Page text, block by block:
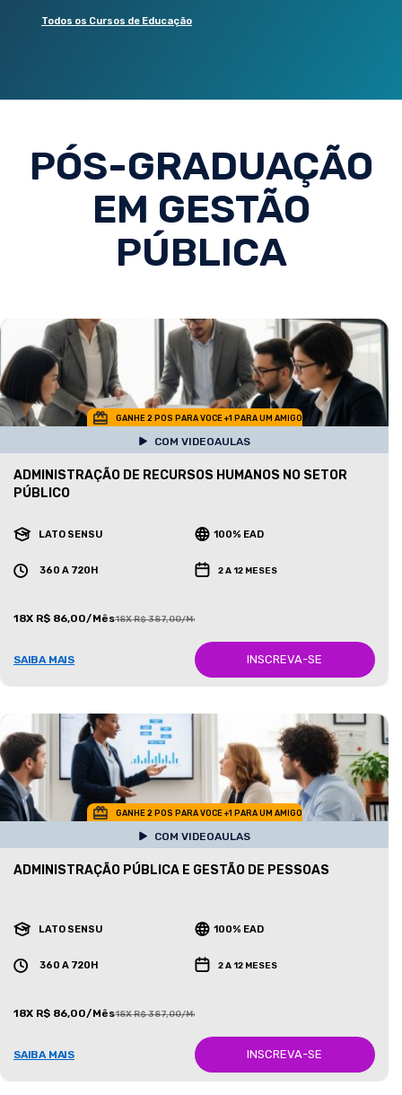
Todos os Cursos de Educação
PÓS-GRADUAÇÃO
EM GESTÃO
PÚBLICA
GANHE 2 POS PARA VOCE +1 PARA UM AMIGO
COM VIDEOAULAS
ADMINISTRAÇÃO DE RECURSOS HUMANOS NO SETOR
PÚBLICO
LATO SENSU 100% EAD
360 A 720H 2 A 12 MESES
18X R$ 86,00/Mês18X R$ 387,00/Mês
SAIBA MAIS INSCREVA-SE
GANHE 2 POS PARA VOCE +1 PARA UM AMIGO
COM VIDEOAULAS
ADMINISTRAÇÃO PÚBLICA E GESTÃO DE PESSOAS
LATO SENSU 100% EAD
360 A 720H 2 A 12 MESES
18X R$ 86,00/Mês18X R$ 387,00/Mês
SAIBA MAIS INSCREVA-SE